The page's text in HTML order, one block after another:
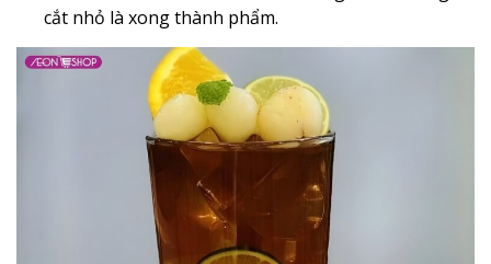
cắt nhỏ là xong thành phẩm.